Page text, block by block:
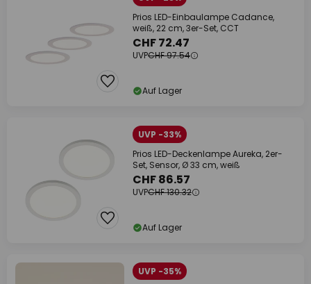
Prios LED-Einbaulampe Cadance,
weiß, 22 cm, 3er-Set, CCT
CHF 72.47
UVPCHF 97.54
Auf Lager
UVP -33%
Prios LED-Deckenlampe Aureka, 2er-
Set, Sensor, Ø 33 cm, weiß
CHF 86.57
UVPCHF 130.32
Auf Lager
UVP -35%